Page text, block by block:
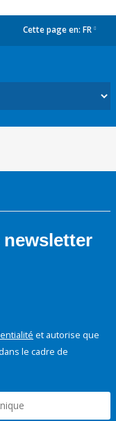
Cette page en: FR
et autorise que
le cadre de